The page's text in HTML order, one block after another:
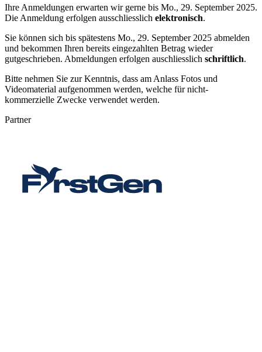
Ihre Anmeldungen erwarten wir gerne bis Mo., 29. September 2025.
Die Anmeldung erfolgen ausschliesslich elektronisch.
Sie können sich bis spätestens Mo., 29. September 2025 abmelden
und bekommen Ihren bereits eingezahlten Betrag wieder
gutgeschrieben. Abmeldungen erfolgen auschliesslich schriftlich.
Bitte nehmen Sie zur Kenntnis, dass am Anlass Fotos und
Videomaterial aufgenommen werden, welche für nicht-
kommerzielle Zwecke verwendet werden.
Partner